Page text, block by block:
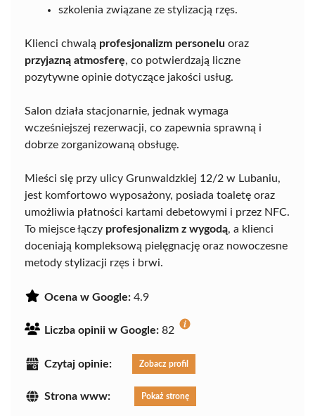
szkolenia związane ze stylizacją rzęs.
Klienci chwalą profesjonalizm personelu oraz
przyjazną atmosferę, co potwierdzają liczne
pozytywne opinie dotyczące jakości usług.
Salon działa stacjonarnie, jednak wymaga
wcześniejszej rezerwacji, co zapewnia sprawną i
dobrze zorganizowaną obsługę.
Mieści się przy ulicy Grunwaldzkiej 12/2 w Lubaniu,
jest komfortowo wyposażony, posiada toaletę oraz
umożliwia płatności kartami debetowymi i przez NFC.
To miejsce łączy profesjonalizm z wygodą, a klienci
doceniają kompleksową pielęgnację oraz nowoczesne
metody stylizacji rzęs i brwi.
Ocena w Google: 4.9
Liczba opinii w Google: 82
Czytaj opinie: Zobacz profil
Strona www: Pokaż stronę